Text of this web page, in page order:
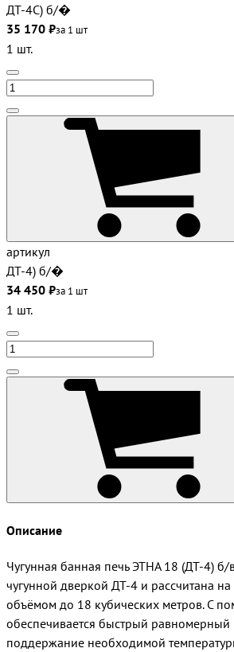
ДТ-4С) б/�
35 170 ₽за 1 шт
1 шт.
артикул
ДТ-4) б/�
34 450 ₽за 1 шт
1 шт.
Описание
Чугунная банная печь ЭТНА 18 (ДТ-4) б/
чугунной дверкой ДТ-4 и рассчитана
объёмом до 18 кубических метров. С
обеспечивается быстрый
поддержание необходимой